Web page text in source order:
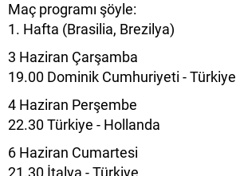
Maç programı şöyle:
1. Hafta (Brasilia, Brezilya)
3 Haziran Çarşamba
19.00 Dominik Cumhuriyeti - Türkiye
4 Haziran Perşembe
22.30 Türkiye - Hollanda
6 Haziran Cumartesi
21.30 İtalya - Türkiye